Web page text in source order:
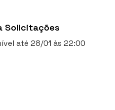
Solicitações
até 28/01 às 22:00